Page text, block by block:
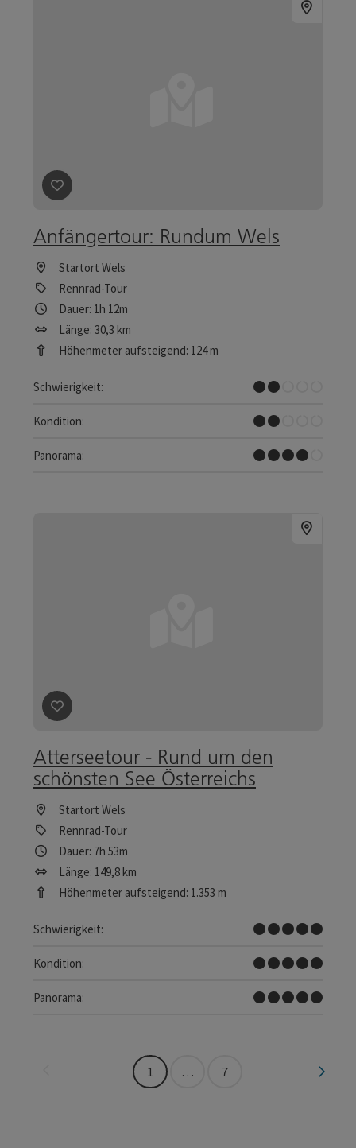
Beitrag merken
Anfängertour: Rundum Wels
Startort Wels
Rennrad-Tour
Dauer: 1h 12m
Länge: 30,3 km
Höhenmeter aufsteigend: 124 m
Schwierigkeit:
Leicht
Kondition:
Leicht
Panorama:
Tolles Panorama
Beitrag merken
Atterseetour - Rund um den
schönsten See Österreichs
Startort Wels
Rennrad-Tour
Dauer: 7h 53m
Länge: 149,8 km
Höhenmeter aufsteigend: 1.353 m
Schwierigkeit:
Sehr schwer
Kondition:
Sehr schwer
Panorama:
Traumtour
1 … 7 Seite